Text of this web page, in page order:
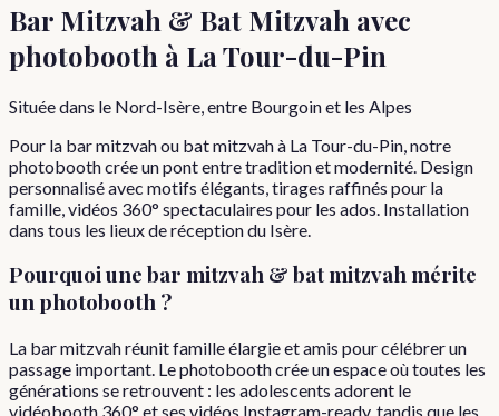
Bar Mitzvah & Bat Mitzvah avec
photobooth à La Tour-du-Pin
Située dans le Nord-Isère, entre Bourgoin et les Alpes
Pour la bar mitzvah ou bat mitzvah à La Tour-du-Pin, notre
photobooth crée un pont entre tradition et modernité. Design
personnalisé avec motifs élégants, tirages raffinés pour la
famille, vidéos 360° spectaculaires pour les ados. Installation
dans tous les lieux de réception du Isère.
Pourquoiune bar mitzvah & bat mitzvah mérite
un photobooth ?
La bar mitzvah réunit famille élargie et amis pour célébrer un
passage important. Le photobooth crée un espace où toutes les
générations se retrouvent : les adolescents adorent le
vidéobooth 360° et ses vidéos Instagram-ready, tandis que les